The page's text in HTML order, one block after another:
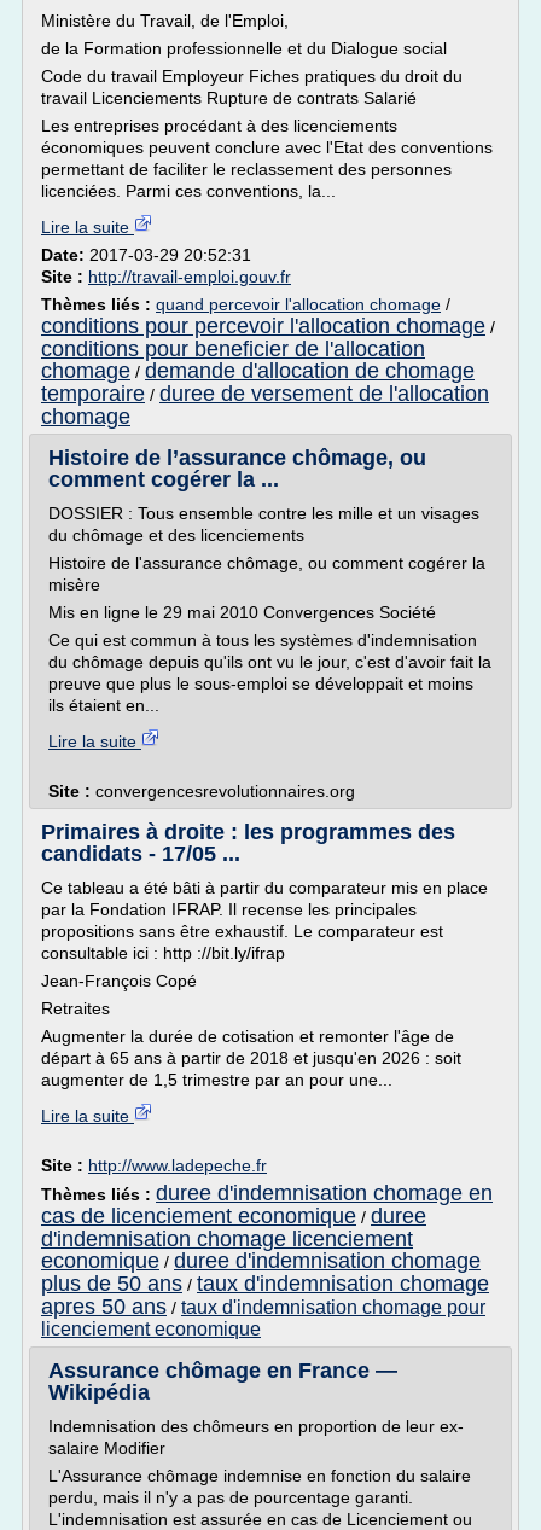
Ministère du Travail, de l'Emploi,
de la Formation professionnelle et du Dialogue social
Code du travail Employeur Fiches pratiques du droit du
travail Licenciements Rupture de contrats Salarié
Les entreprises procédant à des licenciements
économiques peuvent conclure avec l'Etat des conventions
permettant de faciliter le reclassement des personnes
licenciées. Parmi ces conventions, la...
Lire la suite
Date: 2017-03-29 20:52:31
Site : http://travail-emploi.gouv.fr
Thèmes liés : quand percevoir l'allocation chomage /
conditions pour percevoir l'allocation chomage /
conditions pour beneficier de l'allocation
chomage / demande d'allocation de chomage
temporaire / duree de versement de l'allocation
chomage
Histoire de l’assurance chômage, ou
comment cogérer la ...
DOSSIER : Tous ensemble contre les mille et un visages
du chômage et des licenciements
Histoire de l'assurance chômage, ou comment cogérer la
misère
Mis en ligne le 29 mai 2010 Convergences Société
Ce qui est commun à tous les systèmes d'indemnisation
du chômage depuis qu'ils ont vu le jour, c'est d'avoir fait la
preuve que plus le sous-emploi se développait et moins
ils étaient en...
Lire la suite
Site : convergencesrevolutionnaires.org
Primaires à droite : les programmes des
candidats - 17/05 ...
Ce tableau a été bâti à partir du comparateur mis en place
par la Fondation IFRAP. Il recense les principales
propositions sans être exhaustif. Le comparateur est
consultable ici : http ://bit.ly/ifrap
Jean-François Copé
Retraites
Augmenter la durée de cotisation et remonter l'âge de
départ à 65 ans à partir de 2018 et jusqu'en 2026 : soit
augmenter de 1,5 trimestre par an pour une...
Lire la suite
Site : http://www.ladepeche.fr
Thèmes liés : duree d'indemnisation chomage en
cas de licenciement economique / duree
d'indemnisation chomage licenciement
economique / duree d'indemnisation chomage
plus de 50 ans / taux d'indemnisation chomage
apres 50 ans / taux d'indemnisation chomage pour
licenciement economique
Assurance chômage en France —
Wikipédia
Indemnisation des chômeurs en proportion de leur ex-
salaire Modifier
L'Assurance chômage indemnise en fonction du salaire
perdu, mais il n'y a pas de pourcentage garanti.
L'indemnisation est assurée en cas de Licenciement ou